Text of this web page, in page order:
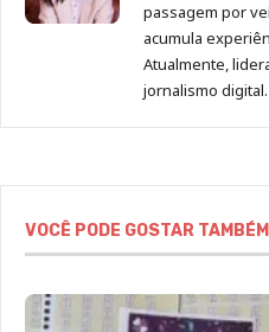
passagem por
acumula
Atualmente,
jornalismo
VOCÊ PODE GOSTAR TAMBÉM